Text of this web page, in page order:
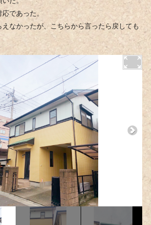
応であった。
なかったが、こちらから言ったら戻しても